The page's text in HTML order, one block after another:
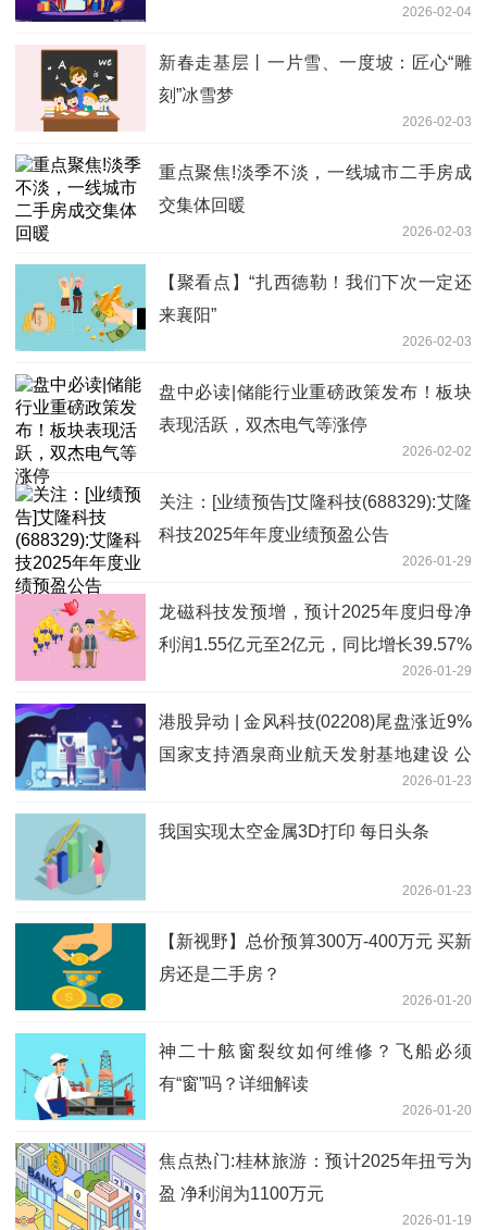
2026-02-04
新春走基层丨一片雪、一度坡：匠心“雕
刻”冰雪梦
2026-02-03
重点聚焦!淡季不淡，一线城市二手房成
交集体回暖
2026-02-03
【聚看点】“扎西德勒！我们下次一定还
来襄阳”
2026-02-03
盘中必读|储能行业重磅政策发布！板块
表现活跃，双杰电气等涨停
2026-02-02
关注：[业绩预告]艾隆科技(688329):艾隆
科技2025年年度业绩预盈公告
2026-01-29
龙磁科技发预增，预计2025年度归母净
利润1.55亿元至2亿元，同比增长39.57%
2026-01-29
港股异动 | 金风科技(02208)尾盘涨近9%
国家支持酒泉商业航天发射基地建设 公
司战略投资绑定蓝箭航天 最资讯2026-01-23
我国实现太空金属3D打印 每日头条
2026-01-23
【新视野】总价预算300万-400万元 买新
房还是二手房？
2026-01-20
神二十舷窗裂纹如何维修？飞船必须
有“窗”吗？详细解读
2026-01-20
焦点热门:桂林旅游：预计2025年扭亏为
盈 净利润为1100万元
2026-01-19